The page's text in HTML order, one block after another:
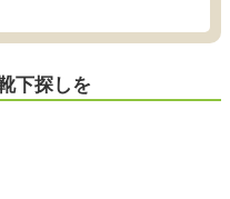
下探しを